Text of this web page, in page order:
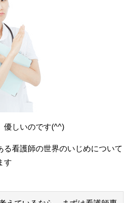
優しいのです(^^)
る看護師の世界のいじめについて
す